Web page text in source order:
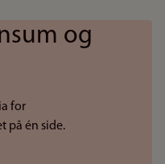
og
for
på én side.